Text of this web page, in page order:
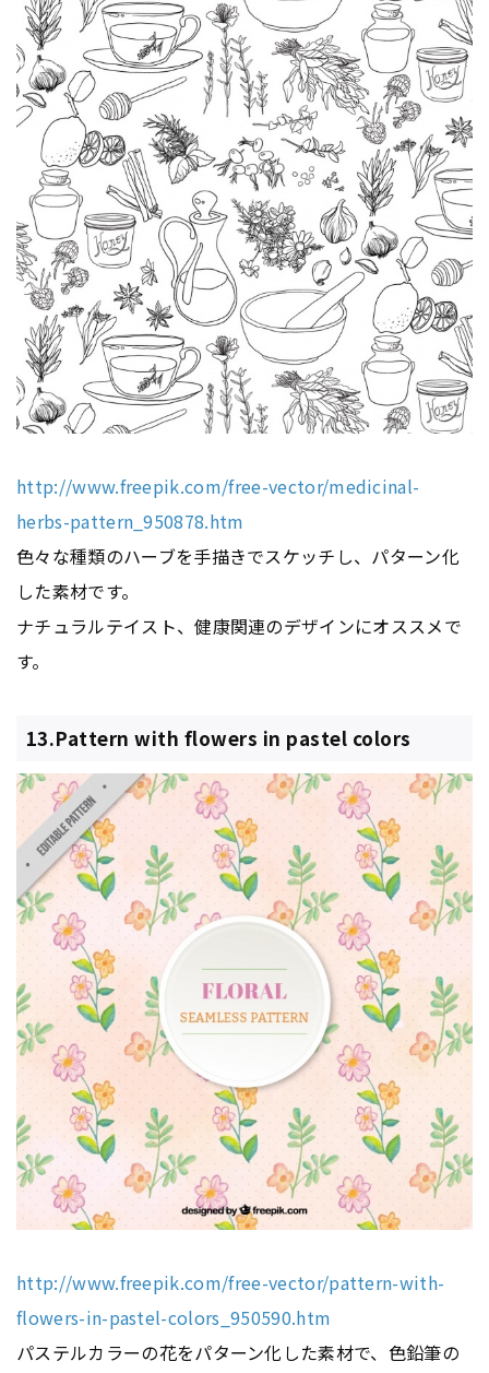
http://www.freepik.com/free-vector/medicinal-
herbs-pattern_950878.htm
色々な種類のハーブを手描きでスケッチし、パターン化
した素材です。
ナチュラルテイスト、健康関連のデザインにオススメで
す。
13.Pattern with flowers in pastel colors
http://www.freepik.com/free-vector/pattern-with-
flowers-in-pastel-colors_950590.htm
パステルカラーの花をパターン化した素材で、色鉛筆の